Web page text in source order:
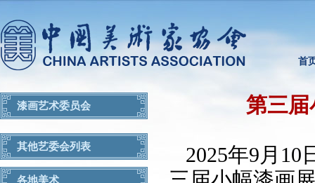
首
漆画艺术委员会
其他艺委会列表
各地美术
第三
2025年9月10